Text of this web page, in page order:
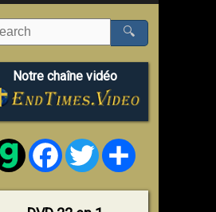
🔍
Notre chaîne vidéo
FacebookTwitter